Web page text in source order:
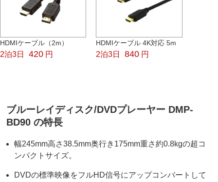
HDMIケーブル（2m）
2泊3日 420 円
HDMIケーブル 4K対応 5m
2泊3日 840 円
ブルーレイディスク/DVDプレーヤー DMP-
BD90 の特長
幅245mm高さ38.5mm奥行き175mm重さ約0.8kgの超コ
ンパクトサイズ。
DVDの標準映像をフルHD信号にアップコンバートして